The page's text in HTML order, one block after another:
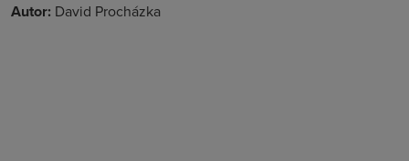
Autor: David Procházka